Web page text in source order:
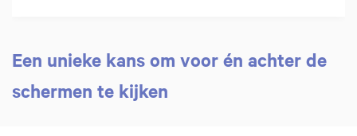
Een unieke kans om voor én achter de
schermen te kijken